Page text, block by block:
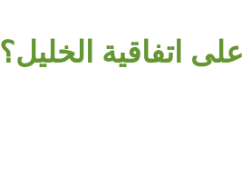
اتفاقية الخليل؟